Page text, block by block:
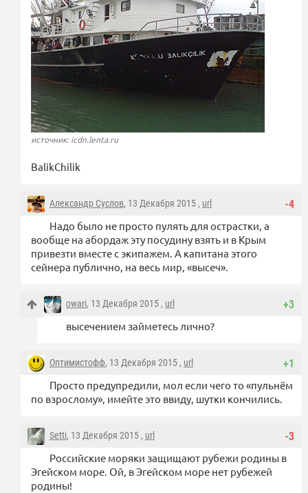
источник: icdn.lenta.ru
BalikChilik
-4
Александр Суслов, 13 Декабря 2015 , url
Надо было не просто пулять для острастки, а
вообще на абордаж эту посудину взять и в Крым
привезти вместе с экипажем. А капитана этого
сейнера публично, на весь мир, «высеч».
+3
owari, 13 Декабря 2015 , url
высечением займетесь лично?
+1
Оптимистофф, 13 Декабря 2015 , url
Просто предупредили, мол если чего то «пульнём
по взрослому», имейте это ввиду, шутки кончились.
-3
Setti, 13 Декабря 2015 , url
Российские моряки защищают рубежи родины в
Эгейском море. Ой, в Эгейском море нет рубежей
родины!